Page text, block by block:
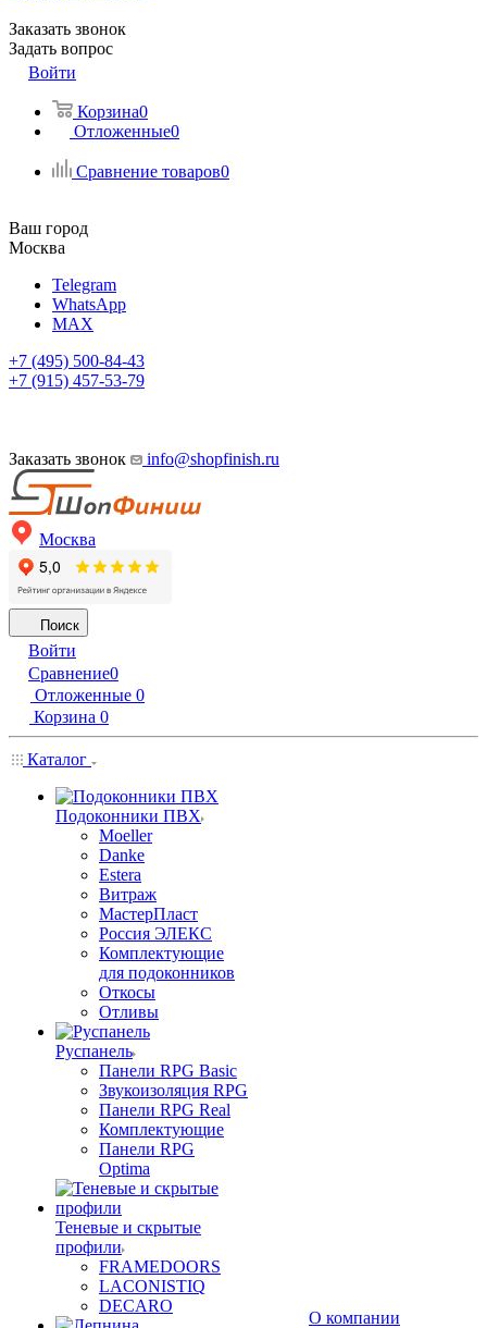
Заказать звонок
Задать вопрос
Войти
Корзина0
Отложенные0
Сравнение товаров0
Ваш город
Москва
Telegram
WhatsApp
MAX
+7 (495) 500-84-43
+7 (915) 457-53-79
Заказать звонок info@shopfinish.ru
Москва
Поиск
Войти
Сравнение0
Отложенные 0
Корзина 0
Каталог
Подоконники ПВХ
Moeller
Danke
Estera
Витраж
МастерПласт
Россия ЭЛЕКС
Комплектующие
для подоконников
Откосы
Отливы
Руспанель
Панели RPG Basic
Звукоизоляция RPG
Панели RPG Real
Комплектующие
Панели RPG
Optima
Теневые и скрытые
профили
FRAMEDOORS
LACONISTIQ
DECARO
О компании